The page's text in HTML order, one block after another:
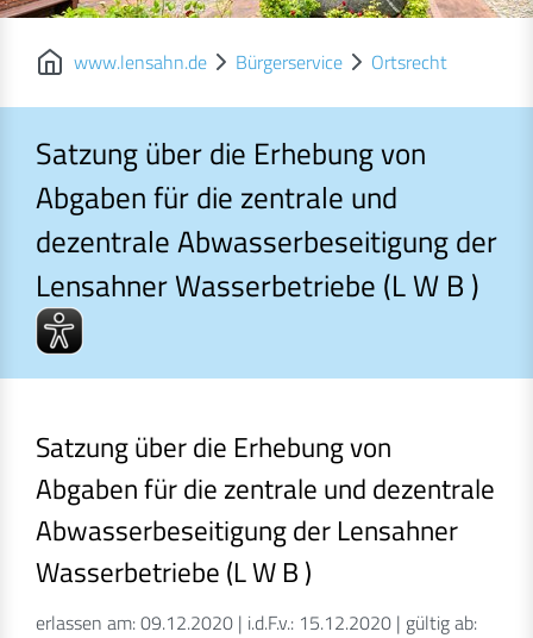
www.lensahn.de Bürgerservice Ortsrecht
Satzung über die Erhebung von
Abgaben für die zentrale und
dezentrale Abwasserbeseitigung der
Lensahner Wasserbetriebe (L W B )
Satzung über die Erhebung von Abgaben für die zentrale und
Satzung über die Erhebung von
Abgaben für die zentrale und dezentrale
Abwasserbeseitigung der Lensahner
Wasserbetriebe (L W B )
erlassen am: 09.12.2020 | i.d.F.v.: 15.12.2020 | gültig ab: